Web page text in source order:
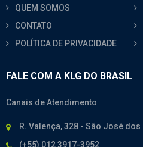
QUEM SOMOS
CONTATO
POLÍTICA DE PRIVACIDADE
FALE COM A KLG DO BRASIL
Canais de Atendimento
R. Valença, 328 - São José dos
(+55) 012 3917-3952